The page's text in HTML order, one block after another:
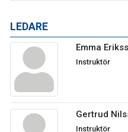
LEDARE
Emma
Instruktör
Gertrud
Instruktör